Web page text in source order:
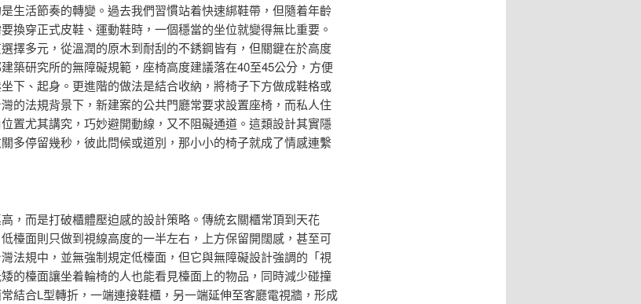
生活節奏的轉變。過去我們習慣站着快速綁鞋帶，但隨着年齡
換穿正式皮鞋、運動鞋時，一個穩當的坐位就變得無比重要。
擇多元，從溫潤的原木到耐刮的不銹鋼皆有，但關鍵在於高度
築研究所的無障礙規範，座椅高度建議落在40至45公分，方便
下、起身。更進階的做法是結合收納，將椅子下方做成鞋格或
的法規背景下，新建案的公共門廳常要求設置座椅，而私人住
置尤其講究，巧妙避開動線，又不阻礙通道。這類設計其實隱
多停留幾秒，彼此問候或道別，那小小的椅子就成了情感連繫
，而是打破櫃體壓迫感的設計策略。傳統玄關櫃常頂到天花
檯面則只做到視線高度的一半左右，上方保留開闊感，甚至可
法規中，並無強制規定低檯面，但它與無障礙設計強調的「視
的檯面讓坐着輪椅的人也能看見檯面上的物品，同時減少碰撞
結合L型轉折，一端連接鞋櫃，另一端延伸至客廳電視牆，形成